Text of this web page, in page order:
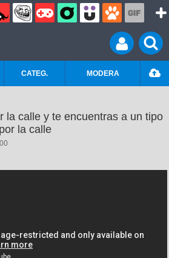
CATEG. MODERA
la calle y te encuentras a un tipo
la calle